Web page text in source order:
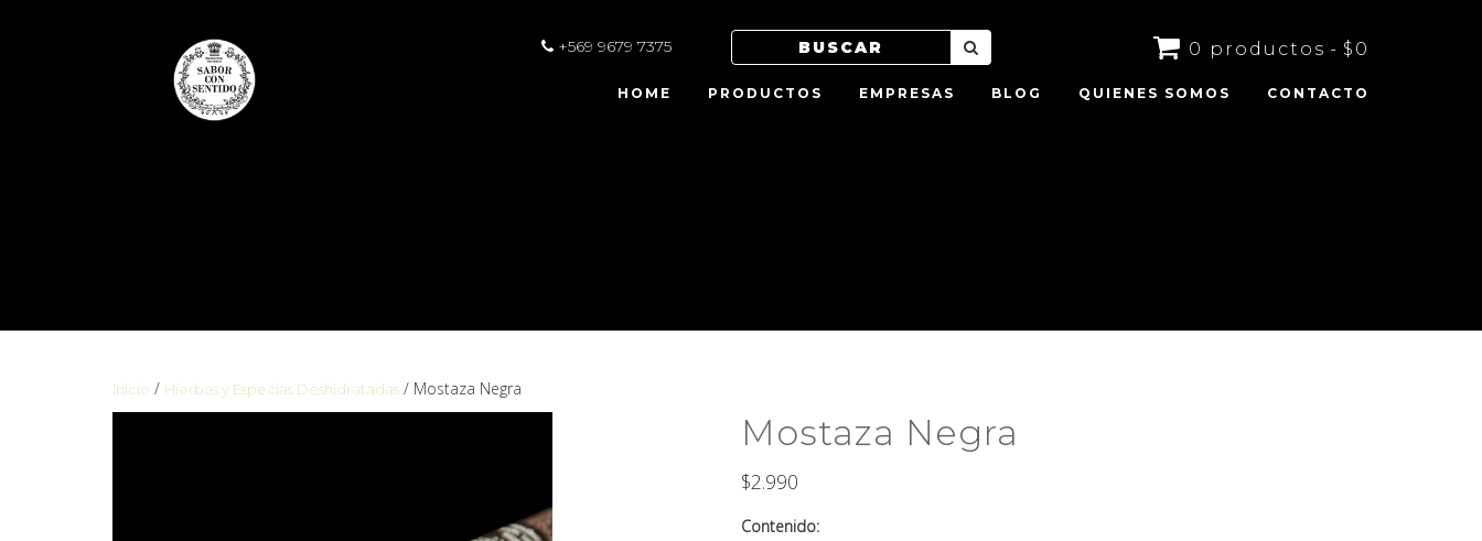
+569 9679 7375
HOME PRODUCTOS EMPRESAS BLOG QUIENES SOMOS CONTACTO
0 productos $0
Inicio / Hierbas y Especias Deshidratadas / Mostaza Negra
Mostaza Negra
$2.990
Contenido: